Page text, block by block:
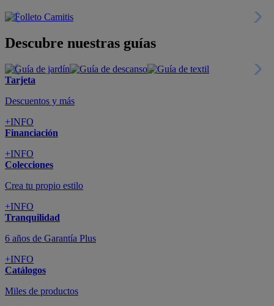
Descubre nuestras guías
Tarjeta
Descuentos y más
+INFO
Financiación
+INFO
Colecciones
Crea tu propio estilo
+INFO
Tranquilidad
6 años de Garantía Plus
+INFO
Catálogos
Miles de productos